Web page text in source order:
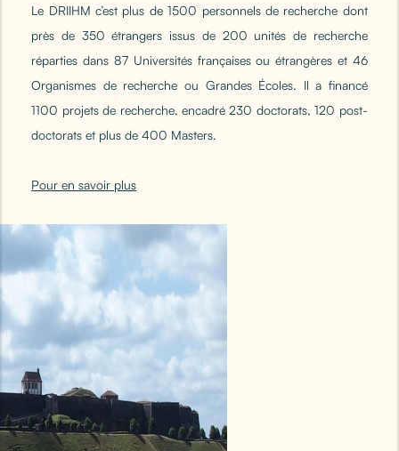
Le DRIIHM c’est plus de 1500 personnels de recherche dont
près de 350 étrangers issus de 200 unités de recherche
réparties dans 87 Universités françaises ou étrangères et 46
Organismes de recherche ou Grandes Écoles. Il a financé
1100 projets de recherche, encadré 230 doctorats, 120 post-
doctorats et plus de 400 Masters.
Pour en savoir plus